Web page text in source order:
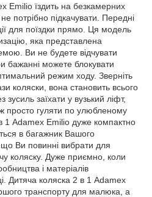
Emilio їздить на безкамерних
потрібно підкачувати. Передні
для поїздки прямо. Ця модель
яка представлена
Ви не будете відчувати
бажанні можете блокувати
режим ходу. Зверніть
коляски, вона становить всього
заїхати у вузький ліфт,
просто гуляти по улюбленому
1 Adamex Emilio дуже компактно
в багажник Вашого
Ви повинні вибрати для
коляску. Дуже приємно, коли
і матеріалів
Дитяча коляска 2 в 1 Adamex
транспорту для малюка, а